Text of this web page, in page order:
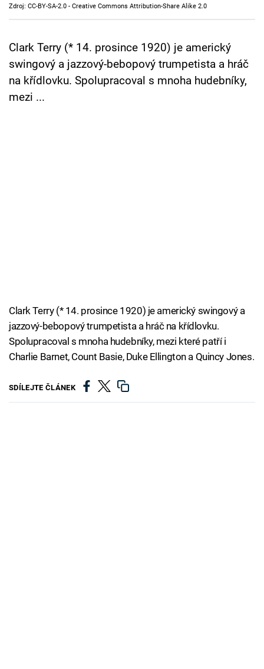
Cool Esport
Pořady
TV Program
Sledujte prima+
Zdroj: CC-BY-SA-2.0 - Creative Commons Attribution-Share Alike 2.0
Clark Terry (* 14. prosince 1920) je americký
swingový a jazzový-bebopový trumpetista a hráč
na křídlovku. Spolupracoval s mnoha hudebníky,
mezi ...
Clark Terry (* 14. prosince 1920) je americký swingový a
jazzový-bebopový trumpetista a hráč na křídlovku.
Spolupracoval s mnoha hudebníky, mezi které patří i
Charlie Barnet, Count Basie, Duke Ellington a Quincy Jones.
SDÍLEJTE ČLÁNEK